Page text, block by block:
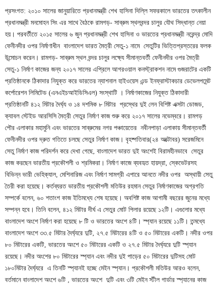
প্রসংগত: ২০১০ সালের জানুয়ারিতে প্রধানমন্ত্রী শেখ হাসিনা দিল্লি সফরকালে ভারতের তৎকালীন
প্রধানমন্ত্রী মনমোহন সিং এর সাথে বৈঠকে রামগড়- সাব্রুম স্থলবন্দর চালুর যৌথ সিদ্ধান্ত নেয়া
হয়। পরবর্তীতে ২০১৫ সালের ৬ জুন প্রধানমন্ত্রী শেখ হাসিনা ও ভারতের প্রধানমন্ত্রী নরেন্দ্র মোদি
ফেনীনদীর ওপর নির্মাণাধীন বাংলাদেশ ভারত মৈত্রী সেতু-১ নামে সেতুটির ভিত্তিপ্রস্তরের ফলক
উন্মোচন করেন। রামগড়- সাব্রুম স্থল বন্দর চালুর লক্ষ্যে সীমান্তবর্তী ফেনীনদীর ওপর মৈত্রী
সেতু-১ নির্মাণ কাজের জন্য ২০১৭ সালের এপ্রিলে আগরওয়াল কনস্ট্রাকশন নামে গুজরাটের একটি
প্রতিষ্ঠানকে ঠিকাদার নিযুক্ত করে ভারতের ন্যাশনাল হাইওয়েস এন্ড ইনফ্রাস্টাকচার ডেভেলপমেন্ট
কর্পোরেশন লিমিটেড (এনএইচআইডিসিএল) সংস্থাটি । নির্মাণকাজের নিযুক্ত ঠিকাদারী
প্রতিষ্ঠানটি ৪১২ মিটার দৈর্ঘ্য ও ১৪ দশমিক ৮ মিটার প্রস্থের দুই লেন বিশিষ্ট এক্সটা ডোজড,
ক্যাবল স্টেইড আরসিসি মৈত্রী সেতুর নির্মাণ কাজ শুরু করে ২০১৭ সালের নভেম্বরে। রামগড়
পৌর এলাকার মহামুনি এবং ভারতের সাব্রুমের নগর পঞ্চায়েতের নবীনপাড়া এলাকায় সীমান্তবর্তী
ফেনীনদীর ওপর দ্রুত গতিতে চলছে সেতুর নির্মাণ কাজ। বৃহষ্পতিবার(২৪ অক্টোবর) সরেজমিনে
সেতু নির্মাণ কাজ পরিদর্শন করে দেখা গেছে, বাংলাদেশ ভারত দুই অংশেই বিরামহীনভাবে সেতুর
কাজ করছেন ভারতীয় প্রকৌশলী ও শ্রমিকরা। নির্মাণ কাজে ব্যবহৃত হায়দ্রা, স্কেভেটরসহ
বিভিন্ন ভারী ভেহিক্যাল, মেশিনারিজ এবং নির্মাণ সামগ্রী এপারে আনতে নদীর ওপর অস্থায়ী সেতু
তৈরী করা হয়েছে। কর্তব্যরত ভারতীয় প্রকৌশলী মতিউর রহমান সেতুর নির্মাণকাজের অগ্রগতি
সম্পর্কে বলেন, ৬০ শতাংশ কাজ ইতিমধ্যে শেষ হয়েছে। অবশিষ্ট কাজ আগামী বছরের জুনের মধ্যে
সম্পন্ন হবে। তিনি বলেন, ৪১২ মিটার দীর্ঘ এ সেতুর মোট পিলার রয়েছে ১২টি। এগুলোর মধ্যে
বাংলাদেশ অংশে নির্মাণ করা হয়েছে ৮ টি ও ভারতের অংশে ৪টি। স্প্যান রয়েছে ১১টি। তন্মধ্যে
বাংলাদেশ অংশে ৩৩.৫ মিটার দৈর্ঘ্যরে দুটি, ২৭.৫ মিটারের ৪টি ও ৫০ মিটারের একটি। নদীর ওপর
৮০ মিটারের একটি, ভারতের অংশে ৫০ মিটারের একটি ও ২৭.৫ মিটার দৈর্ঘ্যরে দুটি স্প্যান
রয়েছে। নদীর অংশের ৮০ মিটারের স্প্যান এবং নদীর দুই পাড়ের ৫০ মিটারের দুটিসহ মোট
১৮০মিটার দৈর্ঘ্যরে এ তিনটি স্প্যানই হচ্ছে মেইন স্প্যান। প্রকৌশলী মতিউর আরও বলেন,
বর্তমানে বাংলাদেশ অংশে ৬টি , ভারতের অংশে দুটি এবং ৩টি মেইন স্টীল গার্ডার স্প্যানের কাজ